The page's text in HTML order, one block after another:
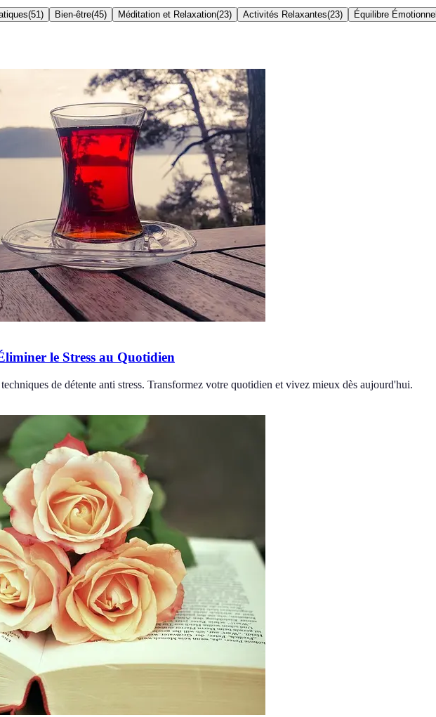
(51 ) Bien-être(45) Méditation et Relaxation(23) Activités Relaxantes(23) Équilibre Émotionnel
le Stress au Quotidien
de détente anti stress. Transformez votre quotidien et vivez mieux dès aujourd'hui.